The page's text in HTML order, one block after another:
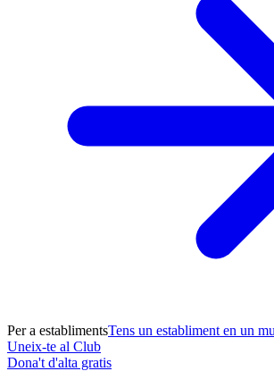
Per a establimentsTens un establiment en un
Uneix-te al Club
Dona't d'alta gratis